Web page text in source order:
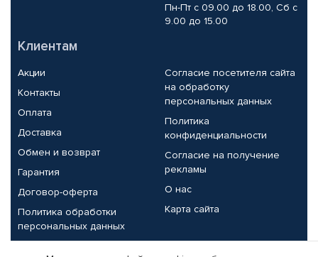
Пн-Пт с 09.00 до 18.00, Сб с
9.00 до 15.00
Клиентам
Акции
Контакты
Оплата
Доставка
Обмен и возврат
Гарантия
Договор-оферта
Политика обработки
персональных данных
Согласие посетителя сайта
на обработку
персональных данных
Политика
конфиденциальности
Согласие на получение
рекламы
О нас
Карта сайта